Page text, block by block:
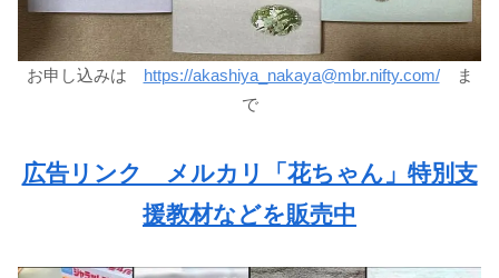
お申し込みは https://akashiya_nakaya@mbr.nifty.com/ま
で
広告リンク メルカリ「花ちゃん」特別支
援教材などを販売中